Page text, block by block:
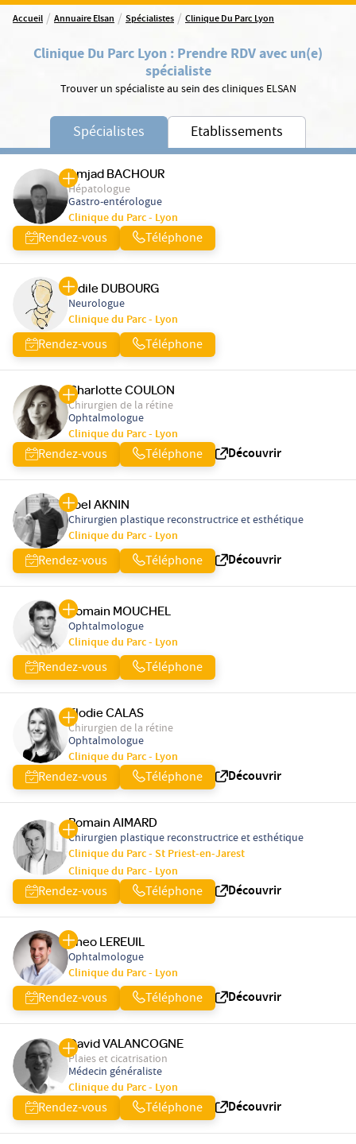
Accueil / Annuaire Elsan / Spécialistes / Clinique Du Parc Lyon
Clinique Du Parc Lyon : Prendre RDV avec un(e)
spécialiste
Trouver un spécialiste au sein des cliniques ELSAN
Spécialistes Etablissements
Amjad BACHOUR
Hépatologue
Gastro-entérologue
Clinique du Parc - Lyon
Rendez-vous Téléphone
Odile DUBOURG
Neurologue
Clinique du Parc - Lyon
Rendez-vous Téléphone
Charlotte COULON
Chirurgien de la rétine
Ophtalmologue
Clinique du Parc - Lyon
Rendez-vous Téléphone Découvrir
Joel AKNIN
Chirurgien plastique reconstructrice et esthétique
Clinique du Parc - Lyon
Rendez-vous Téléphone Découvrir
Romain MOUCHEL
Ophtalmologue
Clinique du Parc - Lyon
Rendez-vous Téléphone
Elodie CALAS
Chirurgien de la rétine
Ophtalmologue
Clinique du Parc - Lyon
Rendez-vous Téléphone Découvrir
Romain AIMARD
Chirurgien plastique reconstructrice et esthétique
Clinique du Parc - St Priest-en-Jarest
Clinique du Parc - Lyon
Rendez-vous Téléphone Découvrir
Theo LEREUIL
Ophtalmologue
Clinique du Parc - Lyon
Rendez-vous Téléphone Découvrir
David VALANCOGNE
Plaies et cicatrisation
Médecin généraliste
Clinique du Parc - Lyon
Rendez-vous Téléphone Découvrir